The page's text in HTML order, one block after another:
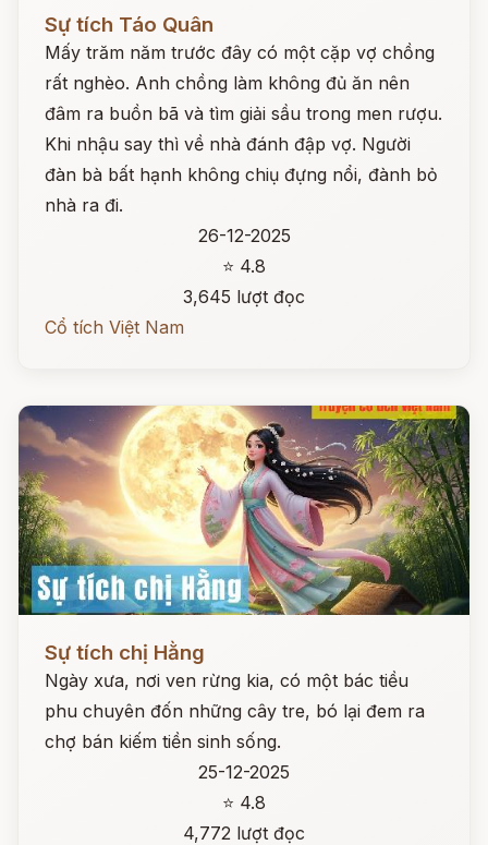
Sự tích Táo Quân
Mấy trăm năm trước đây có một cặp vợ chồng
rất nghèo. Anh chồng làm không đủ ăn nên
đâm ra buồn bã và tìm giải sầu trong men rượu.
Khi nhậu say thì về nhà đánh đập vợ. Người
đàn bà bất hạnh không chiụ đựng nổi, đành bỏ
nhà ra đi.
26-12-2025
⭐ 4.8
3,645 lượt đọc
Cổ tích Việt Nam
Sự tích chị Hằng
Ngày xưa, nơi ven rừng kia, có một bác tiều
phu chuyên đốn những cây tre, bó lại đem ra
chợ bán kiếm tiền sinh sống.
25-12-2025
⭐ 4.8
4,772 lượt đọc